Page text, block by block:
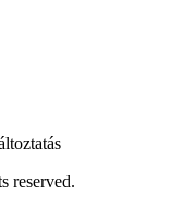
reserved.